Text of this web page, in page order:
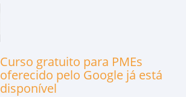
Curso gratuito para PMEs
oferecido pelo Google já está
disponível